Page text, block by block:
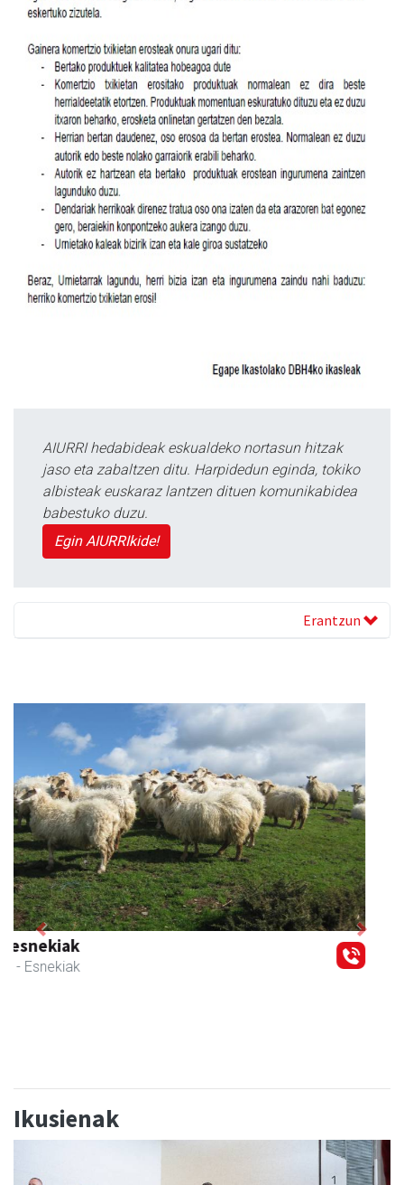
AIURRI hedabideak eskualdeko nortasun hitzak
jaso eta zabaltzen ditu. Harpidedun eginda, tokiko
albisteak euskaraz lantzen dituen komunikabidea
babestuko duzu.
Egin AIURRIkide!
Erantzun
Previous Next
Ikusienak